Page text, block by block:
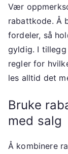
Vær
rabattkode. Å
fordeler, så
gyldig. I tillegg
regler for
les alltid det
Bruke
med salg
Å kombinere